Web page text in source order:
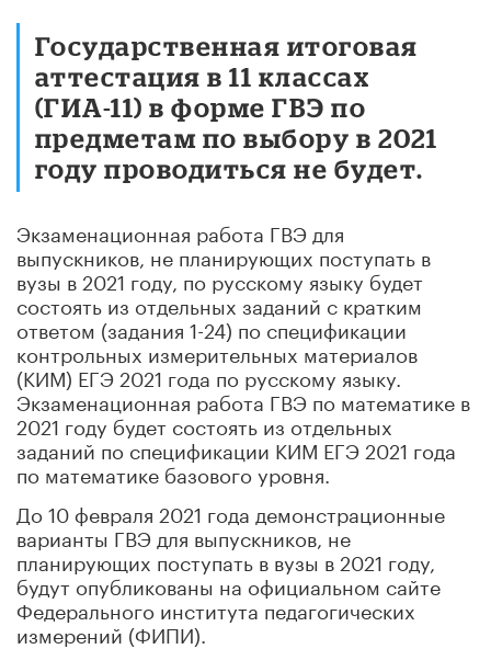
Государственная итоговая
аттестация в 11 классах
(ГИА-11) в форме ГВЭ по
предметам по выбору в 2021
году проводиться не будет.
Экзаменационная работа ГВЭ для
выпускников, не планирующих поступать в
вузы в 2021 году, по русскому языку будет
состоять из отдельных заданий с кратким
ответом (задания 1-24) по спецификации
контрольных измерительных материалов
(КИМ) ЕГЭ 2021 года по русскому языку.
Экзаменационная работа ГВЭ по математике в
2021 году будет состоять из отдельных
заданий по спецификации КИМ ЕГЭ 2021 года
по математике базового уровня.
До 10 февраля 2021 года демонстрационные
варианты ГВЭ для выпускников, не
планирующих поступать в вузы в 2021 году,
будут опубликованы на официальном сайте
Федерального института педагогических
измерений (ФИПИ).